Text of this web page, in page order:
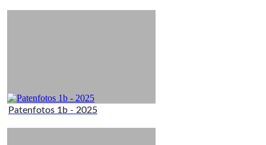
Patenfotos 1b - 2025